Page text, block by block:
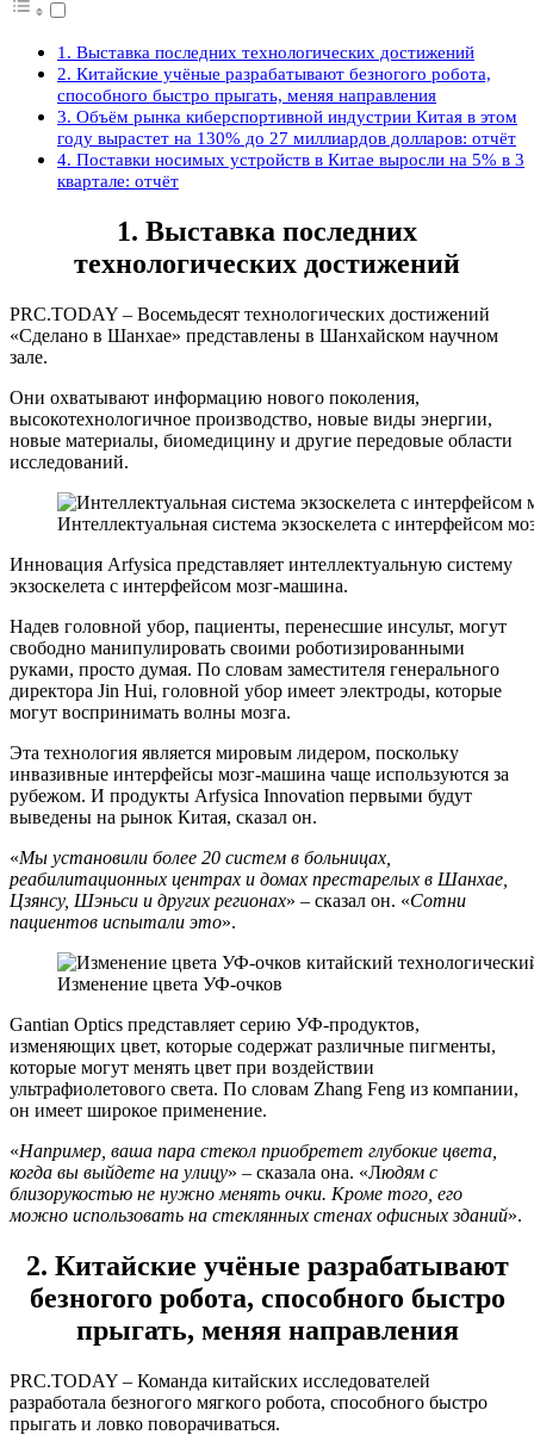
1. Выставка последних технологических достижений
2. Китайские учёные разрабатывают безногого робота,
способного быстро прыгать, меняя направления
3. Объём рынка киберспортивной индустрии Китая в этом
году вырастет на 130% до 27 миллиардов долларов: отчёт
4. Поставки носимых устройств в Китае выросли на 5% в 3
квартале: отчёт
1. Выставка последних
технологических достижений
PRC.TODAY – Восемьдесят технологических достижений
«Сделано в Шанхае» представлены в Шанхайском научном
зале.
Они охватывают информацию нового поколения,
высокотехнологичное производство, новые виды энергии,
новые материалы, биомедицину и другие передовые области
исследований.
Интеллектуальная система экзоскелета с интерфейсом
Инновация Arfysica представляет интеллектуальную систему
экзоскелета с интерфейсом мозг-машина.
Надев головной убор, пациенты, перенесшие инсульт, могут
свободно манипулировать своими роботизированными
руками, просто думая. По словам заместителя генерального
директора Jin Hui, головной убор имеет электроды, которые
могут воспринимать волны мозга.
Эта технология является мировым лидером, поскольку
инвазивные интерфейсы мозг-машина чаще используются за
рубежом. И продукты Arfysica Innovation первыми будут
выведены на рынок Китая, сказал он.
«Мы установили более 20 систем в больницах,
реабилитационных центрах и домах престарелых в Шанхае,
Цзянсу, Шэньси и других регионах» – сказал он. «Сотни
пациентов испытали это».
Изменение цвета УФ-очков
Gantian Optics представляет серию УФ-продуктов,
изменяющих цвет, которые содержат различные пигменты,
которые могут менять цвет при воздействии
ультрафиолетового света. По словам Zhang Feng из компании,
он имеет широкое применение.
«Например, ваша пара стекол приобретет глубокие цвета,
когда вы выйдете на улицу» – сказала она. «Людям с
близорукостью не нужно менять очки. Кроме того, его
можно использовать на стеклянных стенах офисных зданий».
2. Китайские учёные разрабатывают
безногого робота, способного быстро
прыгать, меняя направления
PRC.TODAY – Команда китайских исследователей
разработала безногого мягкого робота, способного быстро
прыгать и ловко поворачиваться.